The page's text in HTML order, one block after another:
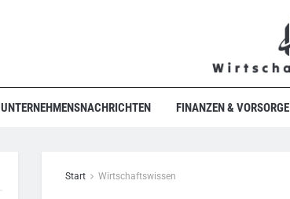
UNTERNEHMENSNACHRICHTEN FINANZEN & VORSORGE
Start Wirtschaftswissen